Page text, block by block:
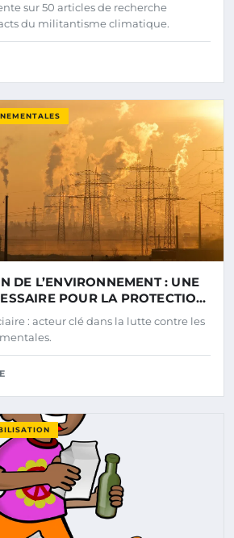
sur 50 articles de recherche
du militantisme climatique.
DE L’ENVIRONNEMENT : UNE
POUR LA PROTECTION
: acteur clé dans la lutte contre les